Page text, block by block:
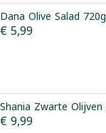
Dana Olive Salad 720g
€ 5,99
€ 9,99